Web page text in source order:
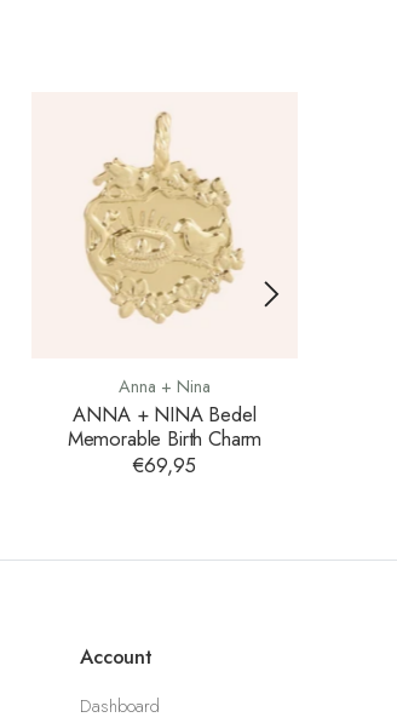
Anna + Nina
ANNA + NINA Bedel
Memorable Birth Charm
€69,95
Account
Dashboard